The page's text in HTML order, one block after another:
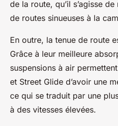
de la route, qu’il s’agisse
de routes sinueuses à la
En outre, la tenue de route
Grâce à leur meilleure
suspensions à air
et Street Glide d’avoir une
ce qui se traduit par une
à des vitesses élevées.